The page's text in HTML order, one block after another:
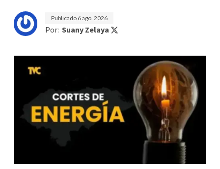
Publicado 6 ago. 2026
Por: Suany Zelaya